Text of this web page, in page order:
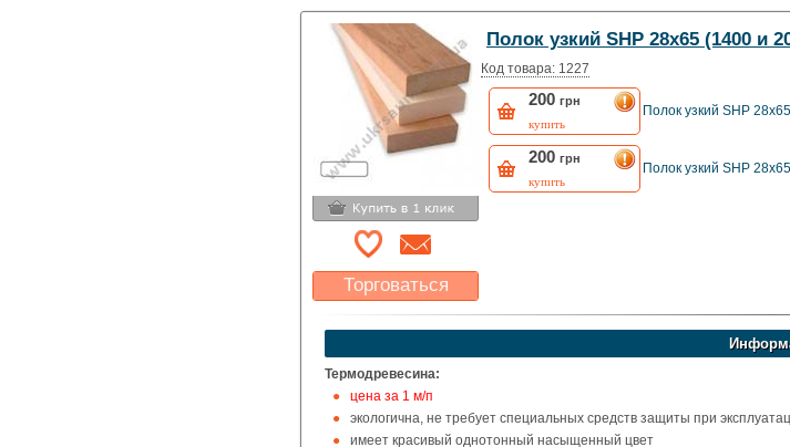
Торговаться
Какая цена Вас
устроит?
Полок узкий SHP 28x65 (1400 и
Код товара: 1227
200 грн
купить
Полок узкий SHP
200 грн
купить
Полок узкий SHP
Термодревесина:
цена за 1 м/п
экологична, не требует специальных средств защиты при
имеет красивый однотонный насыщенный цвет